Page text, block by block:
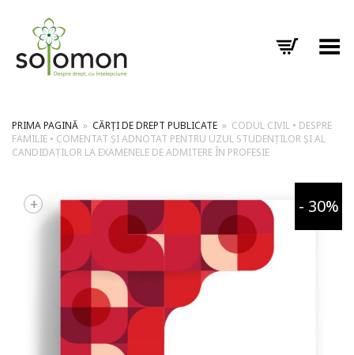
Toggle Menu
PRIMA PAGINĂ » CĂRȚI DE DREPT PUBLICATE » CODUL CIVIL • DESPRE
FAMILIE • COMENTAT ȘI ADNOTAT PENTRU UZUL STUDENȚILOR ȘI AL
CANDIDAȚILOR LA EXAMENELE DE ADMITERE ÎN PROFESIE
- 30%
+